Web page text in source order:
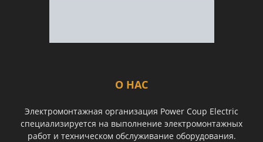
О НАС
Электромонтажная организация Power Coup Electric
специализируется на выполнение электромонтажных
работ и техническом обслуживание оборудования.